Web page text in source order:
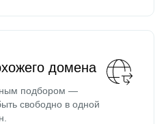
домена
подбором —
свободно в одной